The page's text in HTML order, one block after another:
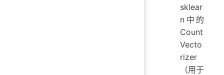
sklear
n中的
Count
Vecto
rizer
（用于